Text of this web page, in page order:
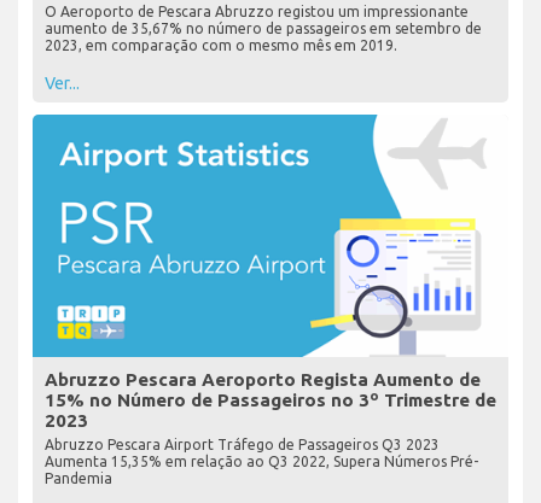
O Aeroporto de Pescara Abruzzo registou um impressionante
aumento de 35,67% no número de passageiros em setembro de
2023, em comparação com o mesmo mês em 2019.
Ver...
Abruzzo Pescara Aeroporto Regista Aumento de
15% no Número de Passageiros no 3º Trimestre de
2023
Abruzzo Pescara Airport Tráfego de Passageiros Q3 2023
Aumenta 15,35% em relação ao Q3 2022, Supera Números Pré-
Pandemia